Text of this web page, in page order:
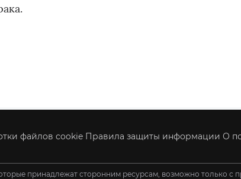
файлов cookie Правила защиты информации О
принадлежат сторонним ресурсам, возможно только с